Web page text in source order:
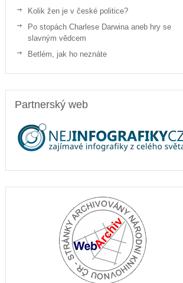
Kolik žen je v české politice?
Po stopách Charlese Darwina aneb hry se
slavným vědcem
Betlém, jak ho neznáte
Partnerský web